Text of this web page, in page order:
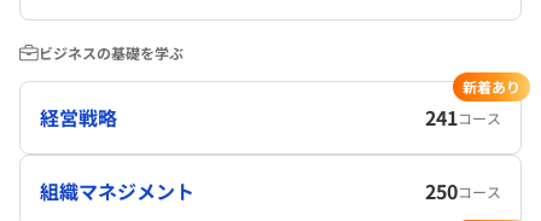
ビジネスの基礎を学ぶ
経営戦略 241コース
新着あり
組織マネジメント 250コース